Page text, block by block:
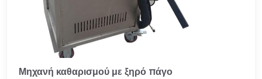
Μηχανή καθαρισμού με ξηρό πάγο